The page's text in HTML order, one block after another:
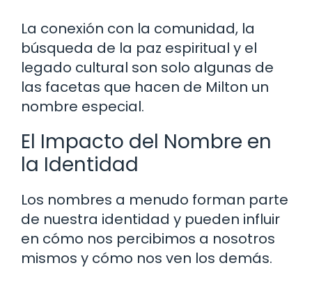
La conexión con la comunidad, la
búsqueda de la paz espiritual y el
legado cultural son solo algunas de
las facetas que hacen de Milton un
nombre especial.
El Impacto del Nombre en
la Identidad
Los nombres a menudo forman parte
de nuestra identidad y pueden influir
en cómo nos percibimos a nosotros
mismos y cómo nos ven los demás.